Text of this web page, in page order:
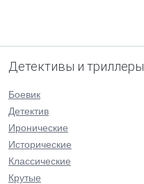
Детективы и триллеры
Боевик
Детектив
Иронические
Исторические
Классические
Крутые